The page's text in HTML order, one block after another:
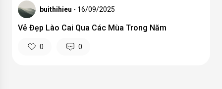
buithihieu - 16/09/2025
Vẻ Đẹp Lào Cai Qua Các Mùa Trong Năm
0 0